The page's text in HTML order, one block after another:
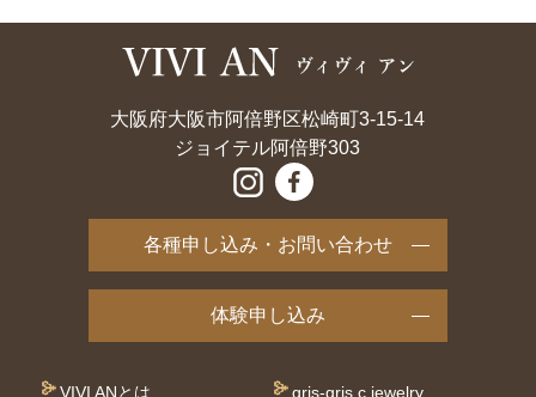
大阪府大阪市阿倍野区松崎町3-15-14
ジョイテル阿倍野303
各種申し込み・お問い合わせ
体験申し込み
VIVI ANとは gris-gris c.jewelry